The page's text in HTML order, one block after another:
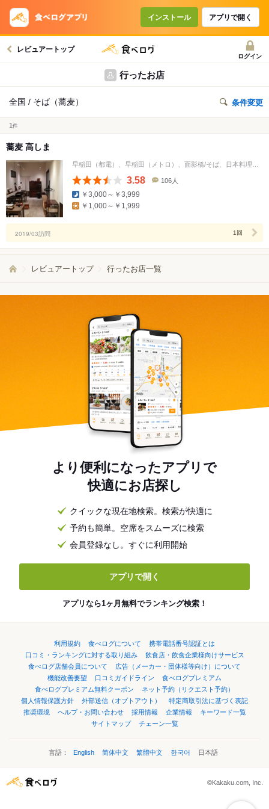
インストール アプリで開く
レビュアートップ
ログイン
行ったお店
全国 / そば（蕎麦） 条件変更
1 件
蕎麦 高しま
3.58
数
106人
￥3,000～￥3,999
￥1,000～￥1,999
2019/03訪問 1回
レビュアートップ 行ったお店一覧
より便利になったアプリで
快適にお店探し
クイックな現在地検索。検索が快適に
予約も簡単。空席をスムーズに検索
会員登録なし。すぐに利用開始
アプリで開く
アプリなら1ヶ月無料でランキング検索！
利用規約 食べログについて
携帯電話番号認証とは
口コミ・ランキングに対する取り組み
飲食店・飲食企業様向けサービス
食べログ店舗会員について
広告（メーカー・団体様等向け）について
機能改善要望
口コミガイドライン
食べログプレミアム
食べログプレミアム無料クーポン
ネット予約（リクエスト予約）
個人情報保護方針
外部送信（オプトアウト）
特定商取引法に基づく表記
推奨環境
ヘルプ・お問い合わせ 採用情報 企業情報
キーワード一覧
サイトマップ
チェーン一覧
言語： English 简体中文 繁體中文 한국어 日本語
©Kakaku.com, Inc.